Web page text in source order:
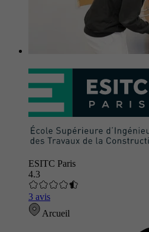
ESITC Paris
4.3
3 avis
Arcueil